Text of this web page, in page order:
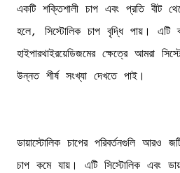
একটি শক্তিশালী চাপ এবং প্রতি বীট
হলে, সিস্টোলিক চাপ বৃদ্ধি পায়। এটি
হাইপারথাইরয়েডিজমের ক্ষেত্রে আমরা
উন্নত শীর্ষ সংখ্যা দেখতে পাই।
ডায়াস্টোলিক চাপের পরিবর্তনগুলি আরও
চাপ কমে যায়। এটি সিস্টোলিক এবং